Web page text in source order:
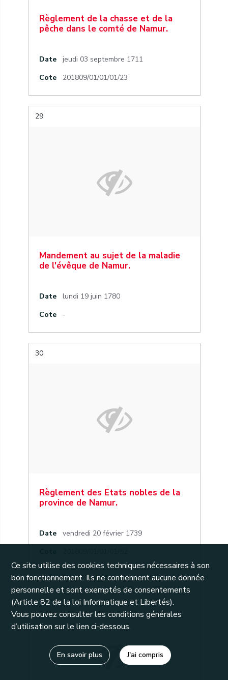
Règlement de la chasse et de la
pêche dans le comté de Namur.
Date
jeudi 03 septembre 1711
Cote
201809/01/01/01/23
29
Mandement au sujet de la maladie
de l'évêque de Namur.
Date
lundi 19 juin 1780
Cote
-
30
Règlement des États nobles de la
province de Namur.
Date
vendredi 20 février 1739
31
Ce site utilise des cookies techniques nécessaires à son
bon fonctionnement. Ils ne contiennent aucune donnée
personnelle et sont exemptés de consentements
(Article 82 de la loi Informatique et Libertés).
Vous pouvez consulter les conditions générales
d’utilisation sur le lien ci-dessous.
En savoir plus J'ai compris